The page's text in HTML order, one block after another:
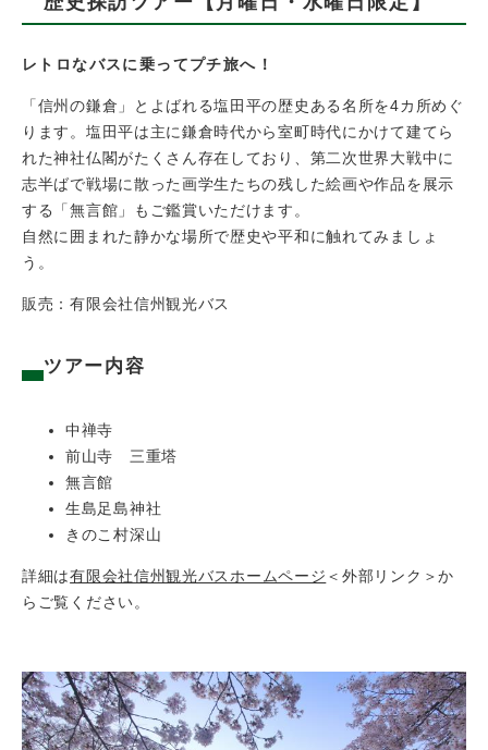
レトロなバスに乗ってプチ旅へ！
「信州の鎌倉」とよばれる塩田平の歴史ある名所を4カ所めぐ
ります。塩田平は主に鎌倉時代から室町時代にかけて建てら
れた神社仏閣がたくさん存在しており、第二次世界大戦中に
志半ばで戦場に散った画学生たちの残した絵画や作品を展示
する「無言館」もご鑑賞いただけます。
自然に囲まれた静かな場所で歴史や平和に触れてみましょ
う。
販売：有限会社信州観光バス
ツアー内容
中禅寺
前山寺 三重塔
無言館
生島足島神社
きのこ村深山
詳細は有限会社信州観光バスホームページ ＜外部リンク＞か
らご覧ください。